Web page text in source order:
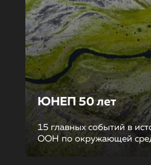
ЮНЕП 50 лет
15 главных событий в
ООН по окружающей